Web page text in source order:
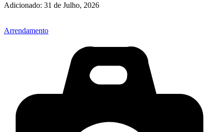
Adicionado: 31 de Julho, 2026
Arrendamento